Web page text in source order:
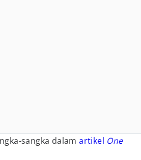
sangka dalamartikel One